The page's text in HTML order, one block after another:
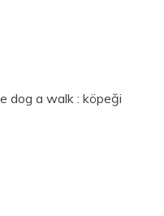
dog a walk : köpeği